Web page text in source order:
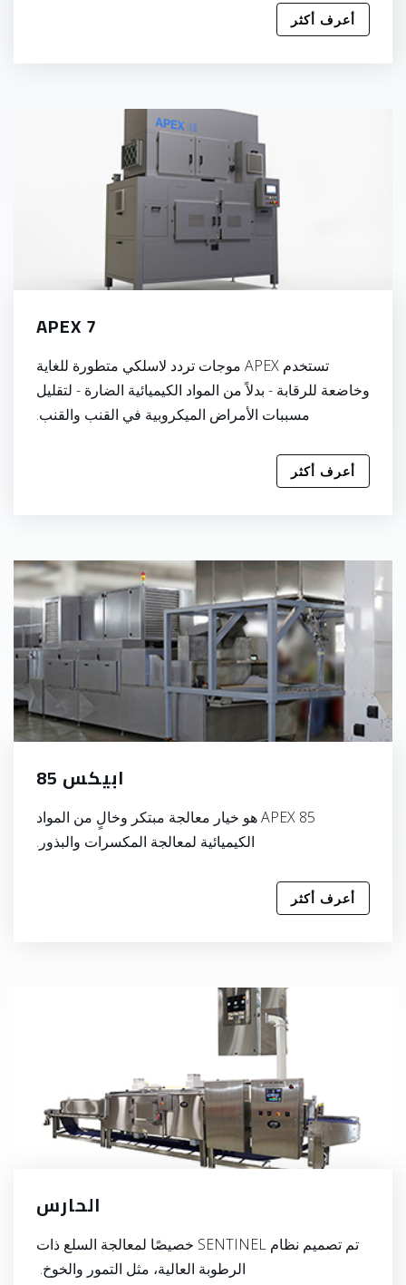
أعرف أكثر
APEX 7
تستخدم APEX موجات تردد لاسلكي متطورة للغاية
وخاضعة للرقابة - بدلاً من المواد الكيميائية الضارة - لتقليل
مسببات الأمراض الميكروبية في القنب والقنب.
أعرف أكثر
ابيكس 85
APEX 85 هو خيار معالجة مبتكر وخالٍ من المواد
الكيميائية لمعالجة المكسرات والبذور.
أعرف أكثر
الحارس
تم تصميم نظام SENTINEL خصيصًا لمعالجة السلع ذات
الرطوبة العالية، مثل التمور والخوخ.